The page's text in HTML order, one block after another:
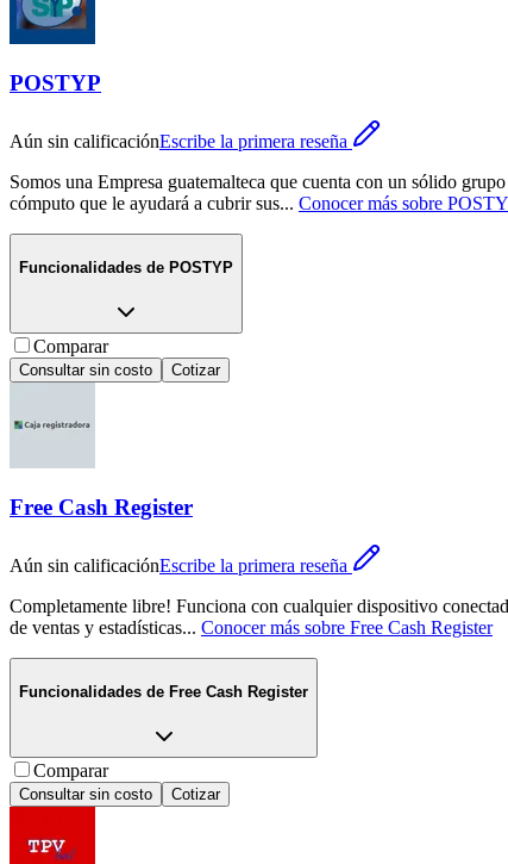
POSTYP
Aún sin calificaciónEscribe la primera reseña
Somos una Empresa guatemalteca que cuenta con un sólido
cómputo que le ayudará a cubrir sus... Conocer más sobre
Funcionalidades de POSTYP
Comparar
Consultar sin costo Cotizar
Free Cash Register
Aún sin calificaciónEscribe la primera reseña
Completamente libre! Funciona con cualquier dispositivo
de ventas y estadísticas... Conocer más sobre Free Cash Register
Funcionalidades de Free Cash Register
Comparar
Consultar sin costo Cotizar